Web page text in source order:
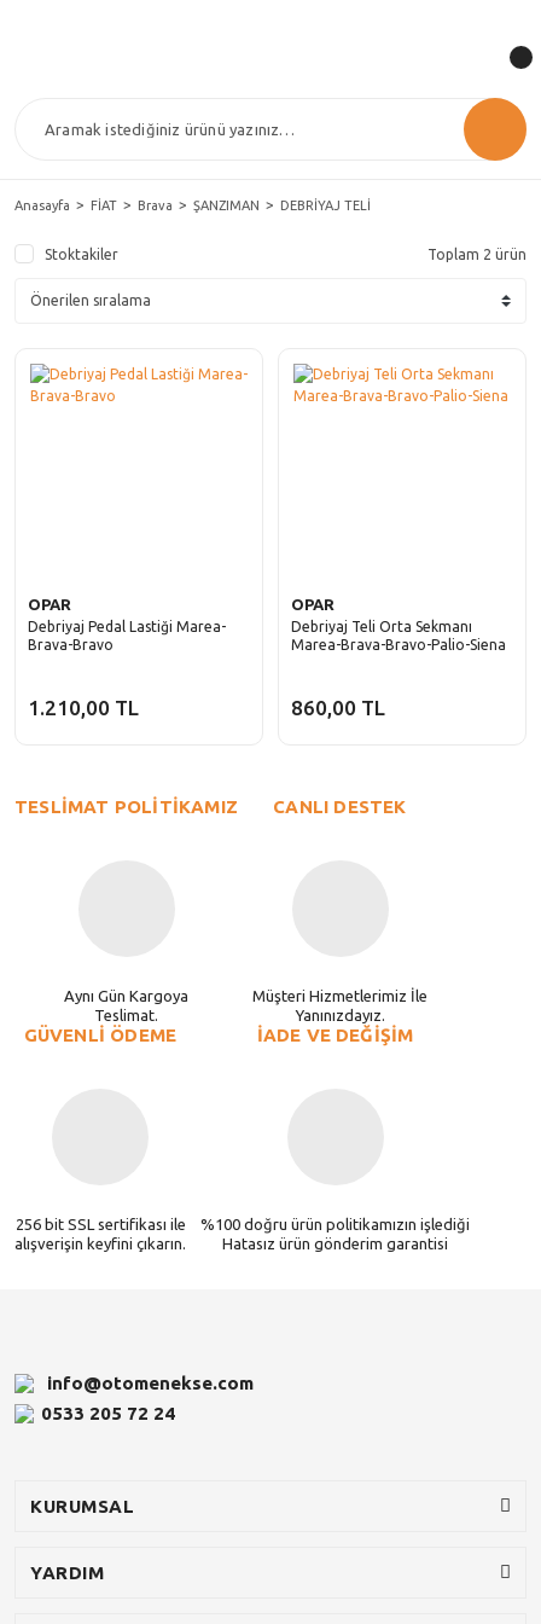
Anasayfa FİAT Brava ŞANZIMAN DEBRİYAJ TELİ
Stoktakiler Toplam 2 ürün
OPAR
Debriyaj Pedal Lastiği Marea-
Brava-Bravo
1.210,00 TL
OPAR
Debriyaj Teli Orta Sekmanı
Marea-Brava-Bravo-Palio-Siena
860,00 TL
TESLİMAT POLİTİKAMIZ
Aynı Gün Kargoya
Teslimat.
CANLI DESTEK
Müşteri Hizmetlerimiz İle
Yanınızdayız.
GÜVENLİ ÖDEME
256 bit SSL sertifikası ile
alışverişin keyfini çıkarın.
İADE VE DEĞİŞİM
%100 doğru ürün politikamızın işlediği
Hatasız ürün gönderim garantisi
info@otomenekse.com
0533 205 72 24
KURUMSAL
YARDIM